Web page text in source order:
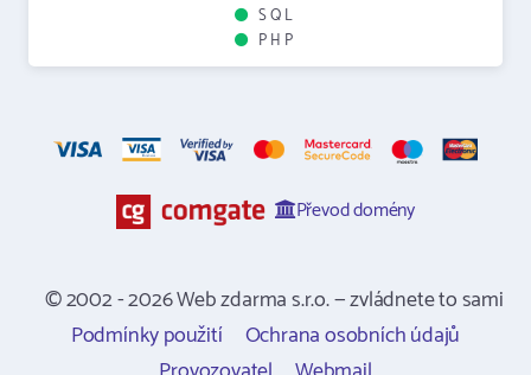
SQL
PHP
Převod domény
© 2002 - 2026 Web zdarma s.r.o. — zvládnete to sami
Podmínky použití
Ochrana osobních údajů